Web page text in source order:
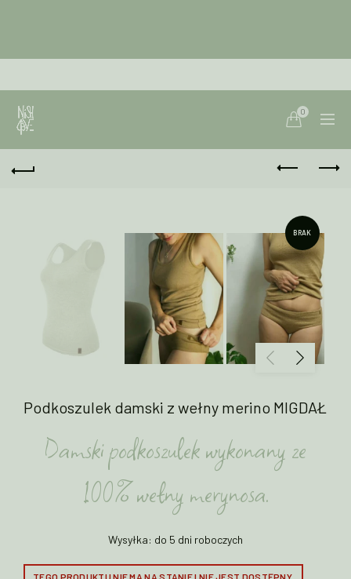
0
BRAK
Podkoszulek damski z wełny merino MIGDAŁ
Damski podkoszulek wykonany ze
100% wełny merynosa.
Wysyłka: do 5 dni roboczych